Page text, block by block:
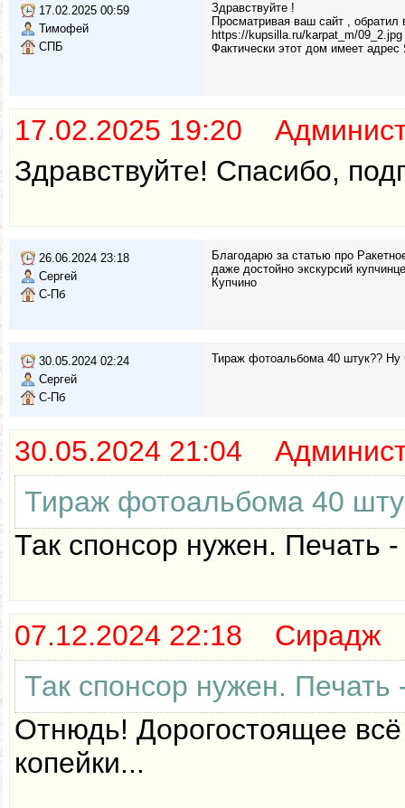
17.02.2025 00:59
Тимофей
СПБ
Здравствуйте !
Просматривая ваш сайт ,
https://kupsilla.ru/karpat_m/09_2.jpg
Фактически этот дом имеет
17.02.2025 19:20
Здравствуйте! Спасибо,
26.06.2024 23:18
Сергей
С-Пб
Благодарю за статью про
даже достойно экскурсий
Купчино
30.05.2024 02:24
Сергей
С-Пб
Тираж фотоальбома 40 штук?? Ну
30.05.2024 21:04
Тираж фотоальбома 40
Так спонсор нужен. Печать
07.12.2024 22:18 Сирадж
Так спонсор нужен.
Отнюдь! Дорогостоящее
копейки...